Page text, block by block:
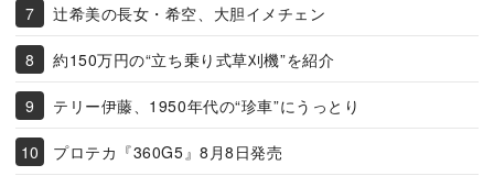
辻希美の長女・希空、大胆イメチェン
約150万円の“立ち乗り式草刈機”を紹介
テリー伊藤、1950年代の“珍車”にうっとり
プロテカ『360G5』8月8日発売